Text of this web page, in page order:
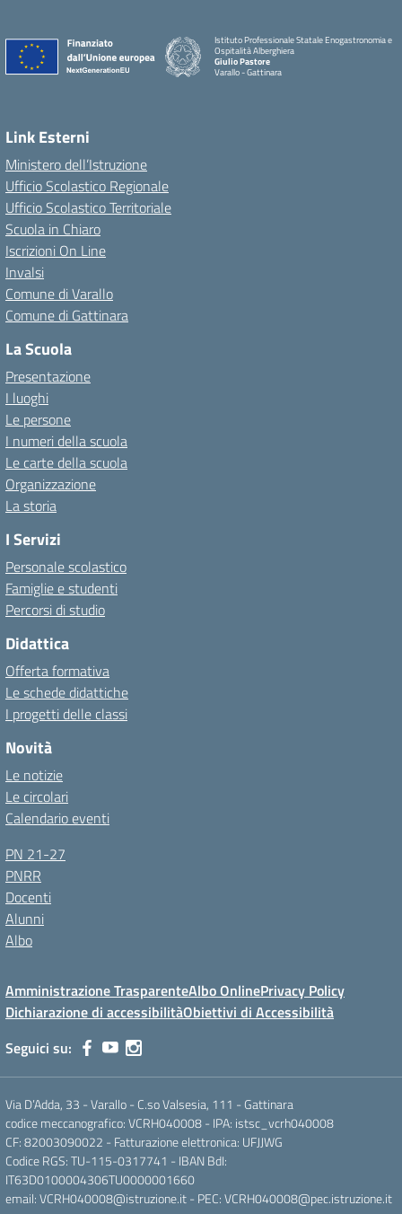
Istituto Professionale Statale Enogastronomia e
Ospitalità Alberghiera
Giulio Pastore
Varallo - Gattinara
Link Esterni
Ministero dell’Istruzione
Ufficio Scolastico Regionale
Ufficio Scolastico Territoriale
Scuola in Chiaro
Iscrizioni On Line
Invalsi
Comune di Varallo
Comune di Gattinara
La Scuola
Presentazione
I luoghi
Le persone
I numeri della scuola
Le carte della scuola
Organizzazione
La storia
I Servizi
Personale scolastico
Famiglie e studenti
Percorsi di studio
Didattica
Offerta formativa
Le schede didattiche
I progetti delle classi
Novità
Le notizie
Le circolari
Calendario eventi
PN 21-27
PNRR
Docenti
Alunni
Albo
Amministrazione TrasparenteAlbo OnlinePrivacy Policy
Dichiarazione di accessibilitàObiettivi di Accessibilità
Seguici su:
Via D’Adda, 33 - Varallo - C.so Valsesia, 111 - Gattinara
codice meccanografico: VCRH040008 - IPA: istsc_vcrh040008
CF: 82003090022 - Fatturazione elettronica: UFJJWG
Codice RGS: TU-115-0317741 - IBAN BdI:
IT63D0100004306TU0000001660
email: VCRH040008@istruzione.it - PEC: VCRH040008@pec.istruzione.it